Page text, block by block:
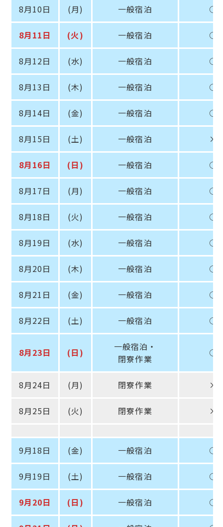
8月10日 (月) 一般宿泊 ○
8月11日 (火) 一般宿泊 ○
8月12日 (水) 一般宿泊 ○
8月13日 (木) 一般宿泊 ○
8月14日 (金) 一般宿泊 ○
8月15日 (土) 一般宿泊 ×
8月16日 (日) 一般宿泊 ○
8月17日 (月) 一般宿泊 ○
8月18日 (火) 一般宿泊 ○
8月19日 (水) 一般宿泊 ○
8月20日 (木) 一般宿泊 ○
8月21日 (金) 一般宿泊 ○
8月22日 (土) 一般宿泊 ○
8月23日 (日)
一般宿泊・
閉寮作業
○
8月24日 (月) 閉寮作業 ×
8月25日 (火) 閉寮作業 ×
9月18日 (金) 一般宿泊 ○
9月19日 (土) 一般宿泊 ○
9月20日 (日) 一般宿泊 ○